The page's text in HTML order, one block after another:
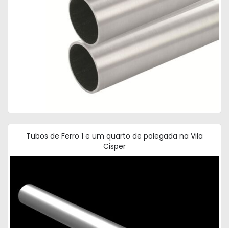
Tubos de Ferro 1 e um quarto de polegada na Vila
Cisper